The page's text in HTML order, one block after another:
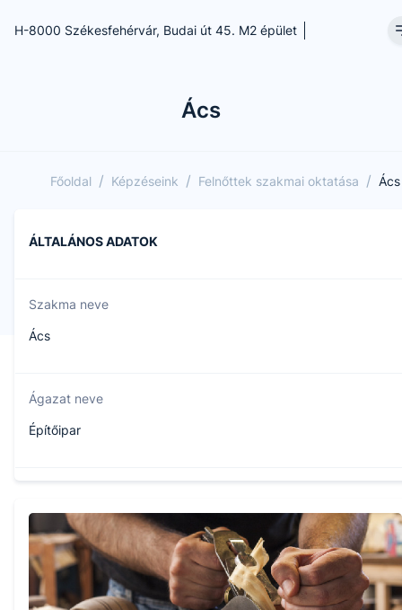
H-8000 Székesfehérvár, Budai út 45. M2 épület
Ács
Főoldal / Képzéseink / Felnőttek szakmai oktatása / Ács
ÁLTALÁNOS ADATOK
Szakma neve
Ács
Ágazat neve
Építőipar
407320601
Képzés időtartama